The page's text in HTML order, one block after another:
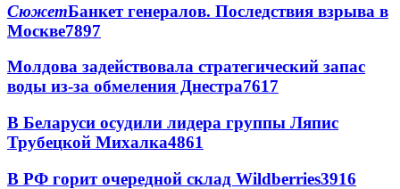
СюжетБанкет генералов. Последствия взрыва в
Москве7897
Молдова задействовала стратегический запас
воды из-за обмеления Днестра7617
В Беларуси осудили лидера группы Ляпис
Трубецкой Михалка4861
В РФ горит очередной склад Wildberries3916